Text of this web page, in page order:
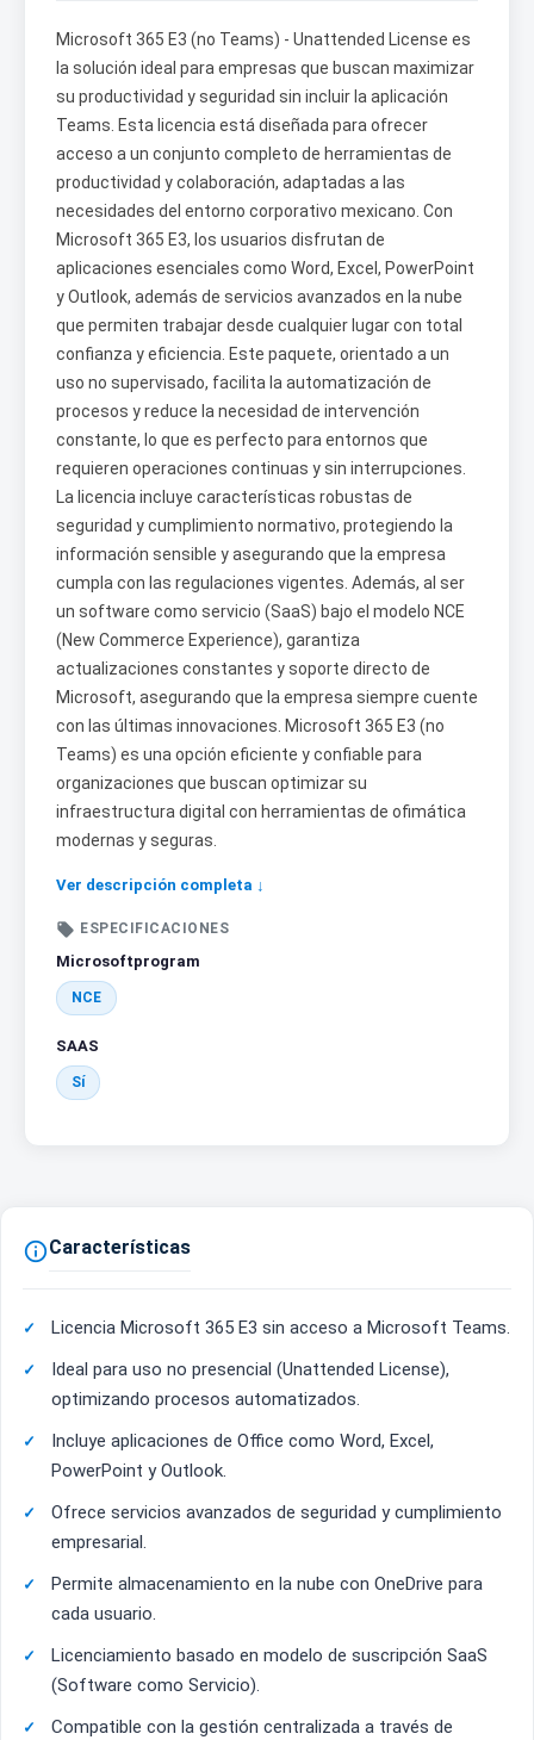
Microsoft 365 E3 (no Teams) - Unattended License es
la solución ideal para empresas que buscan maximizar
su productividad y seguridad sin incluir la aplicación
Teams. Esta licencia está diseñada para ofrecer
acceso a un conjunto completo de herramientas de
productividad y colaboración, adaptadas a las
necesidades del entorno corporativo mexicano. Con
Microsoft 365 E3, los usuarios disfrutan de
aplicaciones esenciales como Word, Excel, PowerPoint
y Outlook, además de servicios avanzados en la nube
que permiten trabajar desde cualquier lugar con total
confianza y eficiencia. Este paquete, orientado a un
uso no supervisado, facilita la automatización de
procesos y reduce la necesidad de intervención
constante, lo que es perfecto para entornos que
requieren operaciones continuas y sin interrupciones.
La licencia incluye características robustas de
seguridad y cumplimiento normativo, protegiendo la
información sensible y asegurando que la empresa
cumpla con las regulaciones vigentes. Además, al ser
un software como servicio (SaaS) bajo el modelo NCE
(New Commerce Experience), garantiza
actualizaciones constantes y soporte directo de
Microsoft, asegurando que la empresa siempre cuente
con las últimas innovaciones. Microsoft 365 E3 (no
Teams) es una opción eficiente y confiable para
organizaciones que buscan optimizar su
infraestructura digital con herramientas de ofimática
modernas y seguras.
Ver descripción completa ↓
 ESPECIFICACIONES
Microsoftprogram
NCE
SAAS
Sí
Características
Licencia Microsoft 365 E3 sin acceso a Microsoft Teams.
Ideal para uso no presencial (Unattended License),
optimizando procesos automatizados.
Incluye aplicaciones de Office como Word, Excel,
PowerPoint y Outlook.
Ofrece servicios avanzados de seguridad y cumplimiento
empresarial.
Permite almacenamiento en la nube con OneDrive para
cada usuario.
Licenciamiento basado en modelo de suscripción SaaS
(Software como Servicio).
Compatible con la gestión centralizada a través de